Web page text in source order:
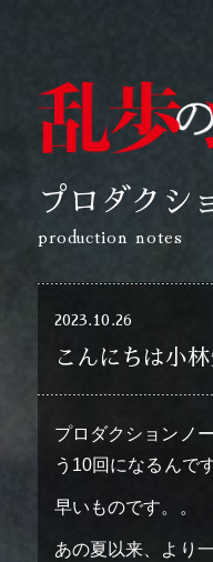
プロダクシ
production notes
2023.10.26
こんにちは小
プロダクションノ
う10回になるんで
早いものです。。
あの夏以来、より